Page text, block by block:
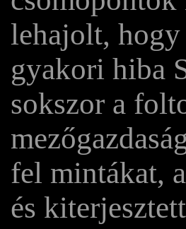
lehajolt, hogy
gyakori hiba
sokszor a
fel mintákat,
és